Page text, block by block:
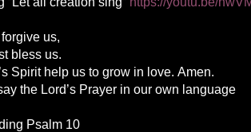
us,
bless us.
Spirit help us to grow in love. Amen.
the Lord’s Prayer in our own language
Psalm 10